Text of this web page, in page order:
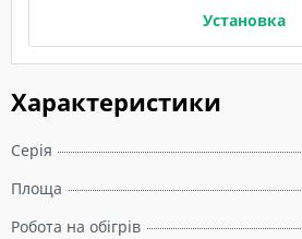
Характеристики
Серія
Площа
Робота на обігрів
Установка